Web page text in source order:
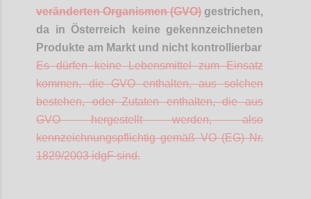
veränderten Organismen (GVO) gestrichen,
da in Österreich keine gekennzeichneten
Produkte am Markt und nicht kontrollierbar
Es dürfen keine Lebensmittel zum Einsatz
kommen, die GVO enthalten, aus solchen
bestehen, oder Zutaten enthalten, die aus
GVO hergestellt werden, also
kennzeichnungspflichtig gemäß VO (EG) Nr.
1829/2003idgFsind.